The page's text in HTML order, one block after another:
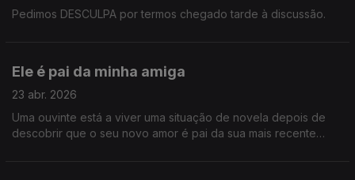
Pedimos DESCULPA por termos chegado tarde à discussão.
Ele é pai da minha amiga
23 abr. 2026
Uma ouvinte está a viver uma situação de novela depois de
descobrir que o seu novo amor é pai da sua mais recente